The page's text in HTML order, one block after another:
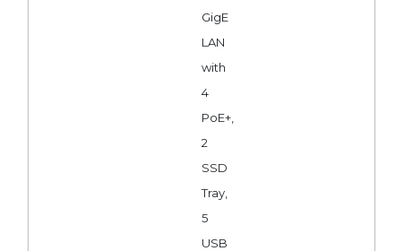
GigE
LAN
with
4
PoE+,
2
SSD
Tray,
5
USB